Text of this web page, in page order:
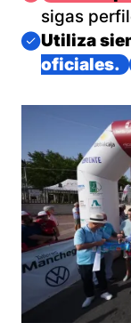
sigas
Imagen
Utiliza
oficiales.